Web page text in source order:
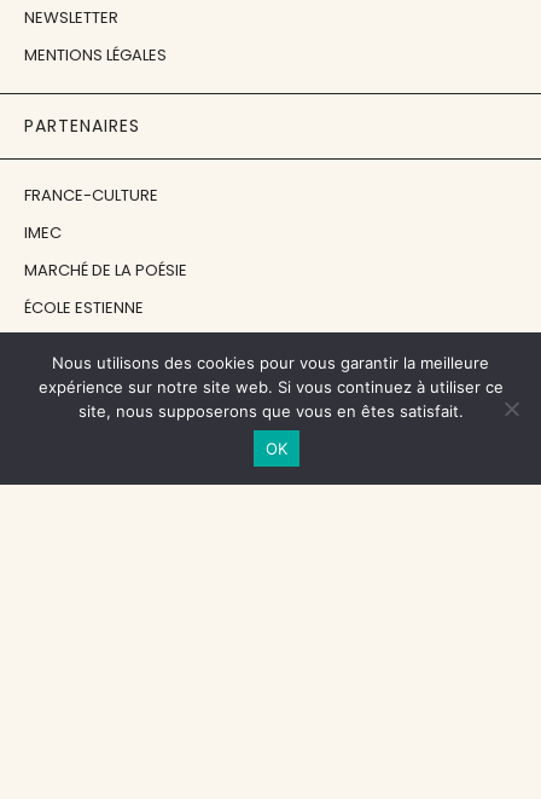
NEWSLETTER
MENTIONS LÉGALES
PARTENAIRES
FRANCE-CULTURE
IMEC
MARCHÉ DE LA POÉSIE
ÉCOLE ESTIENNE
DIACRITIK
EN ATTENDANT NADEAU
NOS SOUTIENS
Nous utilisons des cookies pour vous garantir la meilleure
expérience sur notre site web. Si vous continuez à utiliser ce
site, nous supposerons que vous en êtes satisfait.
OK